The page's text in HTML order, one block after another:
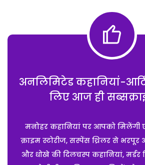
अनलिमिटेड कहानियां-
लिए आज ही
मनोहर कहानियां पर आपको
क्राइम स्टोरीज, सस्पेंस थ्रिलर से भरपूर
और धोखे की दिलचस्प कहानियां, मर्डर